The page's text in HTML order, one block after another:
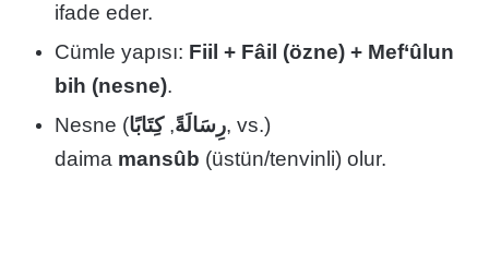
ifade eder.
Cümle yapısı: Fiil + Fâil (özne) + Mef‘ûlun
bih (nesne).
Nesne (
رِسَالَةً,كِتَابًا
, vs.)
daima mansûb (üstün/tenvinli) olur.